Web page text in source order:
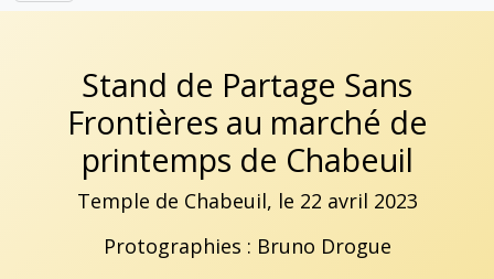
Stand de Partage Sans
Frontières au marché de
printemps de Chabeuil
Temple de Chabeuil, le 22 avril 2023
Protographies : Bruno Drogue